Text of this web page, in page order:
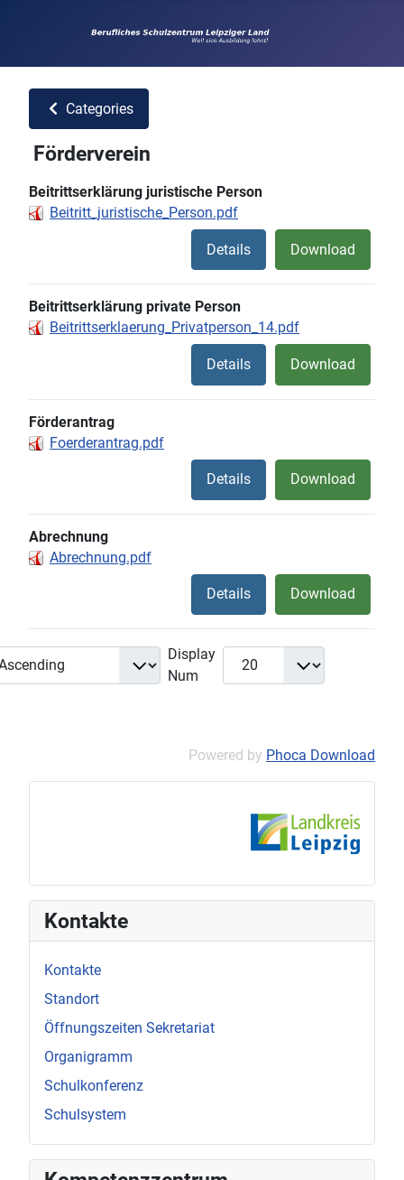
Categories
Förderverein
Beitrittserklärung juristische Person
Beitritt_juristische_Person.pdf
Download
Details
Beitrittserklärung private Person
Beitrittserklaerung_Privatperson_14.pdf
Download
Details
Förderantrag
Foerderantrag.pdf
Download
Details
Abrechnung
Abrechnung.pdf
Download
Details
Display
Num
Powered by Phoca Download
Kontakte
Kontakte
Standort
Öffnungszeiten Sekretariat
Organigramm
Schulkonferenz
Schulsystem